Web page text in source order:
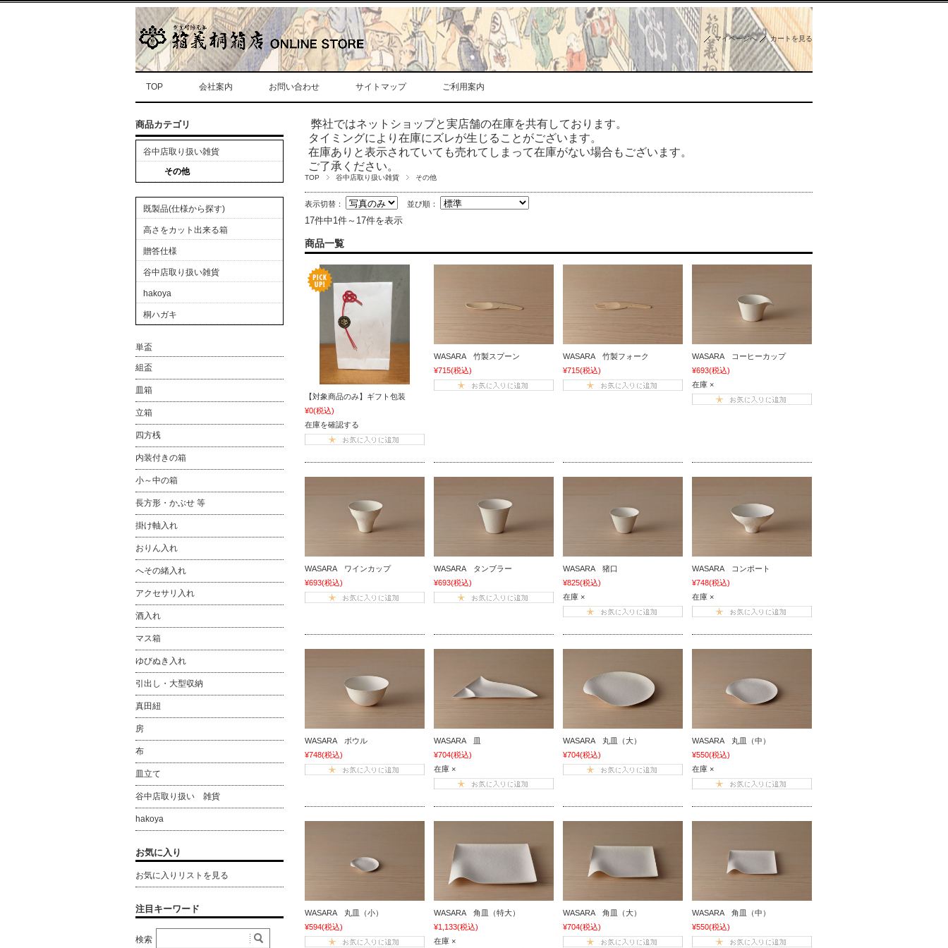
マイページへ カートを見る
TOP 会社案内 お問い合わせ サイトマップ ご利用案内
弊社ではネットショップと実店舗の在庫を共有しております。
タイミングにより在庫にズレが生じることがございます。
在庫ありと表示されていても売れてしまって在庫がない場合もございます。
ご了承ください。
TOP 谷中店取り扱い雑貨 その他
表示切替： 並び順：
17件中1件～17件を表示
商品一覧
【対象商品のみ】ギフト包装
¥0(税込)
在庫を確認する
WASARA 竹製スプーン
¥715(税込)
WASARA 竹製フォーク
¥715(税込)
WASARA コーヒーカップ
¥693(税込)
在庫 ×
WASARA ワインカップ
¥693(税込)
WASARA タンブラー
¥693(税込)
WASARA 猪口
¥825(税込)
在庫 ×
WASARA コンポート
¥748(税込)
在庫 ×
WASARA ボウル
¥748(税込)
WASARA 皿
¥704(税込)
在庫 ×
WASARA 丸皿（大）
¥704(税込)
WASARA 丸皿（中）
¥550(税込)
在庫 ×
WASARA 丸皿（小）
¥594(税込)
WASARA 角皿（特大）
¥1,133(税込)
在庫 ×
WASARA 角皿（大）
¥704(税込)
WASARA 角皿（中）
¥550(税込)
商品カテゴリ
谷中店取り扱い雑貨
その他
既製品(仕様から探す)
高さをカット出来る箱
贈答仕様
谷中店取り扱い雑貨
hakoya
桐ハガキ
単盃
組盃
皿箱
立箱
四方桟
内装付きの箱
小～中の箱
長方形・かぶせ 等
掛け軸入れ
おりん入れ
へその緒入れ
アクセサリ入れ
酒入れ
マス箱
ゆびぬき入れ
引出し・大型収納
真田紐
房
布
皿立て
谷中店取り扱い 雑貨
hakoya
お気に入り
お気に入りリストを見る
注目キーワード